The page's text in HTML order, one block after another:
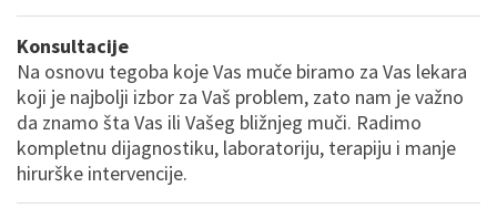
Konsultacije
Na osnovu tegoba koje Vas muče biramo za Vas lekara
koji je najbolji izbor za Vaš problem, zato nam je važno
da znamo šta Vas ili Vašeg bližnjeg muči. Radimo
kompletnu dijagnostiku, laboratoriju, terapiju i manje
hirurške intervencije.